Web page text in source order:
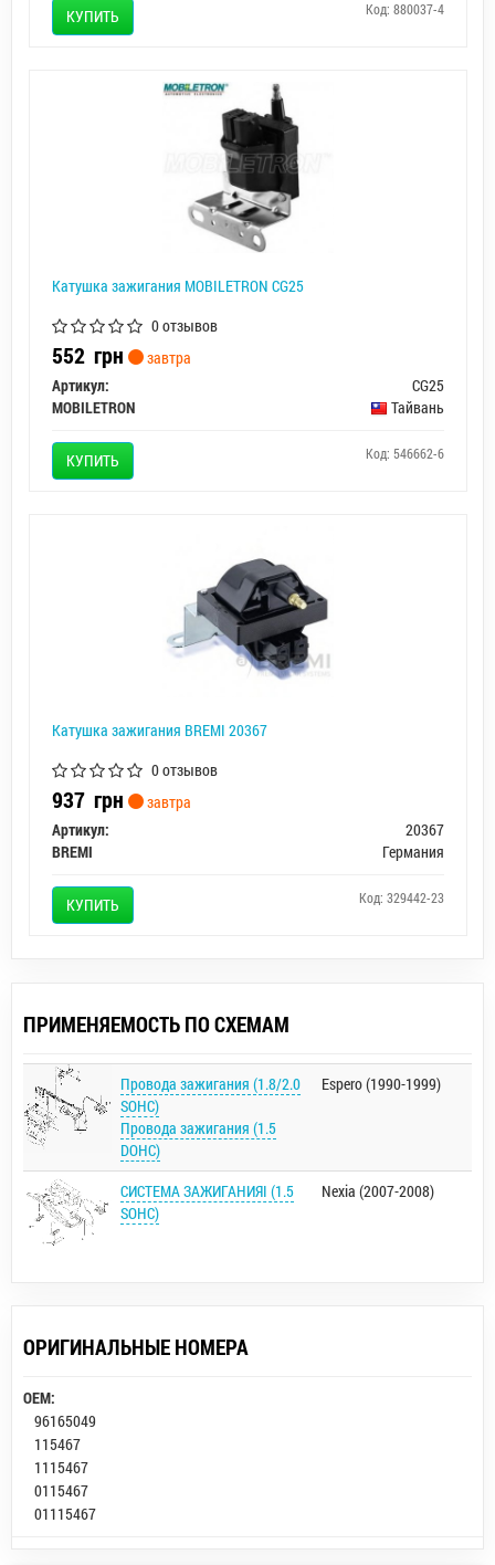
КУПИТЬ Код: 880037-4
Катушка зажигания MOBILETRON CG25
0 отзывов
552 грн
завтра
Артикул:
CG25
MOBILETRON
Тайвань
КУПИТЬ Код: 546662-6
Катушка зажигания BREMI 20367
0 отзывов
937 грн
завтра
Артикул:
20367
BREMI
Германия
КУПИТЬ Код: 329442-23
ПРИМЕНЯЕМОСТЬ ПО СХЕМАМ
Провода зажигания (1.8/2.0
SOHC)
Провода зажигания (1.5
DOHC)
Espero (1990-1999)
СИСТЕМА ЗАЖИГАНИЯI (1.5
SOHC)
Nexia (2007-2008)
ОРИГИНАЛЬНЫЕ НОМЕРА
OEM:
96165049
115467
1115467
0115467
01115467